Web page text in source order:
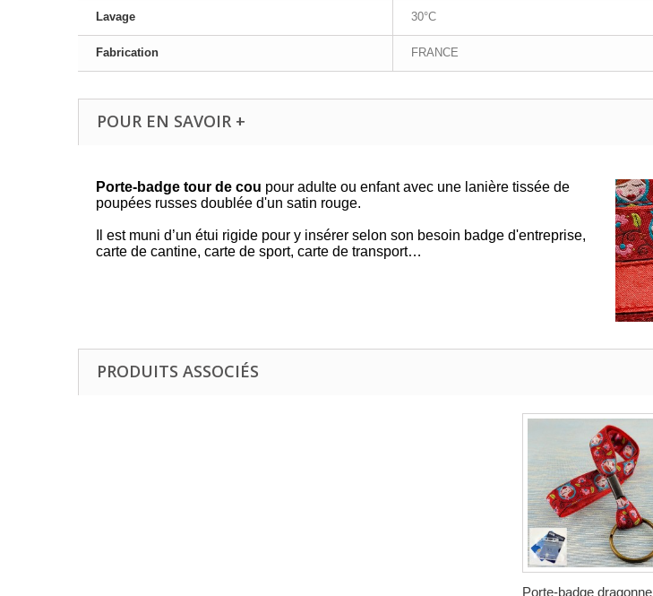
Lavage 30°C
Fabrication FRANCE
POUR EN SAVOIR +
Porte-badge tour de cou pour adulte ou enfant avec une lanière tissée de
poupées russes doublée d'un satin rouge.
Il est muni d’un étui rigide pour y insérer selon son besoin badge d'entreprise,
carte de cantine, carte de sport, carte de transport…
PRODUITS ASSOCIÉS
Porte-badge dragonne